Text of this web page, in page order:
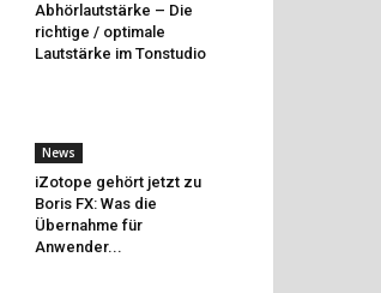
Abhörlautstärke – Die
richtige / optimale
Lautstärke im Tonstudio
News
iZotope gehört jetzt zu
Boris FX: Was die
Übernahme für
Anwender...